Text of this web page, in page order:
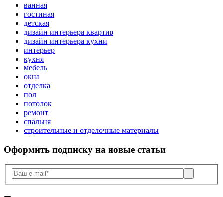
ванная
гостиная
детская
дизайн интерьера квартир
дизайн интерьера кухни
интерьер
кухня
мебель
окна
отделка
пол
потолок
ремонт
спальня
строительные и отделочные материалы
Оформить подписку на новые статьи